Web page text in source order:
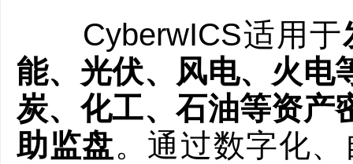
CyberwICS适用于
能、光伏、风电、火电
炭、化工、石油等资产
助监盘。通过数字化